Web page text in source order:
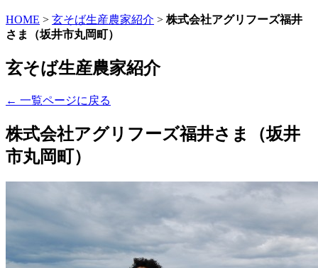
HOME > 玄そば生産農家紹介 > 株式会社アグリフーズ福井
さま（坂井市丸岡町）
玄そば生産農家紹介
← 一覧ページに戻る
株式会社アグリフーズ福井さま（坂井
市丸岡町）